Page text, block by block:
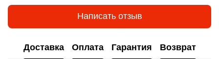
Написать отзыв
Доставка Оплата Гарантия Возврат